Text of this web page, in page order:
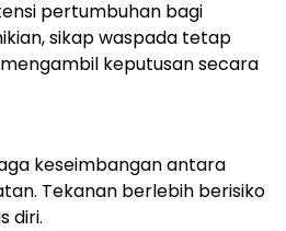
pertumbuhan bagi
sikap waspada tetap
keputusan secara
keseimbangan antara
Tekanan berlebih berisiko
diri.